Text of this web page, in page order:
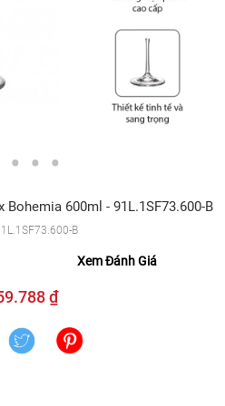
Bohemia 600ml - 91L.1SF73.600-B
B
Xem Đánh Giá
₫